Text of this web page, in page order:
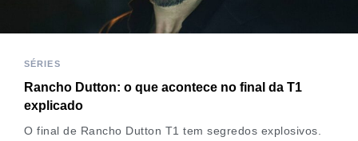
SÉRIES
Rancho Dutton: o que acontece no final da T1
explicado
O final de Rancho Dutton T1 tem segredos explosivos.